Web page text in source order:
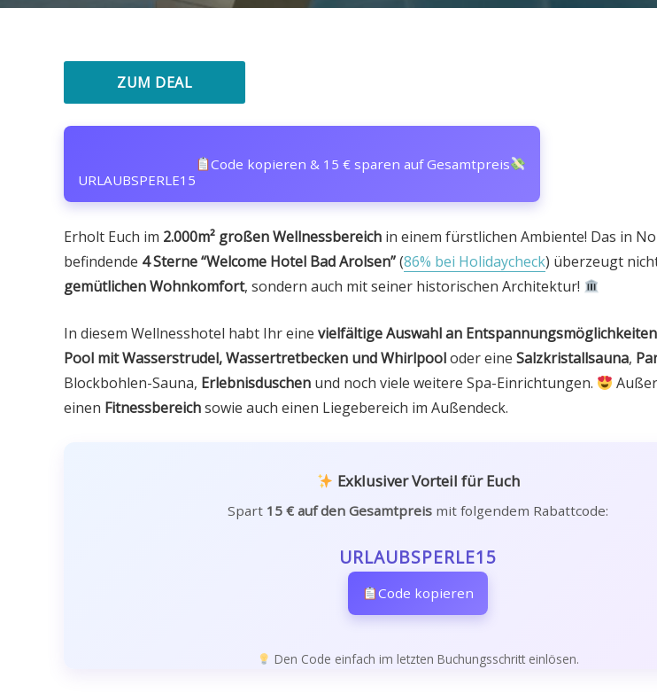
ZUM DEAL
URLAUBSPERLE15
Code kopieren & 15 € sparen auf Gesamtpreis
Erholt Euch im 2.000m² großen Wellnessbereich in einem fürstlichen Ambiente! Das in
befindende 4 Sterne “Welcome Hotel Bad Arolsen”(86% bei Holidaycheck) überzeugt
gemütlichen Wohnkomfort, sondern auch mit seiner historischen Architektur!
In diesem Wellnesshotel habt Ihr eine vielfältige Auswahl an Entspannungsmöglichkeiten
Pool mit Wasserstrudel, Wassertretbecken und Whirlpooloder eine Salzkristallsauna,
Blockbohlen-Sauna, Erlebnisduschen und noch viele weitere Spa-Einrichtungen.
einen Fitnessbereichsowie auch einen Liegebereich im Außendeck.
Exklusiver Vorteil für Euch
Spart 15 € auf den Gesamtpreis mit folgendem Rabattcode:
URLAUBSPERLE15
Code kopieren
Den Code einfach im letzten Buchungsschritt einlösen.